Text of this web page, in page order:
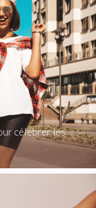
célébrer les